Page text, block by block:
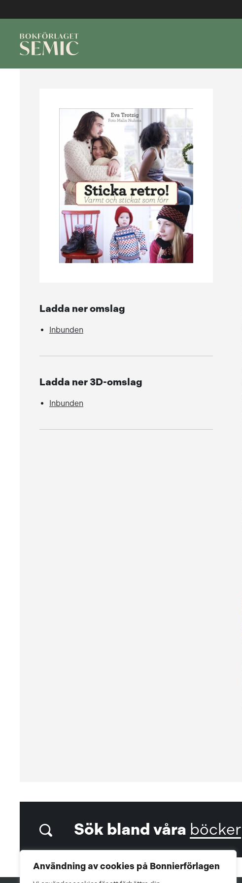
Användning av cookies på Bonnierförlagen
Ladda ner omslag
Inbunden
Ladda ner 3D-omslag
Inbunden
Sök bland våra böcker